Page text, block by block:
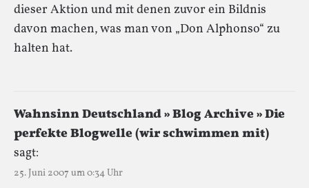
dieser Aktion und mit denen zuvor ein Bildnis
davon machen, was man von „Don Alphonso“ zu
halten hat.
Wahnsinn Deutschland » Blog Archive » Die
perfekte Blogwelle (wir schwimmen mit)
sagt:
25. Juni 2007 um 0:34 Uhr